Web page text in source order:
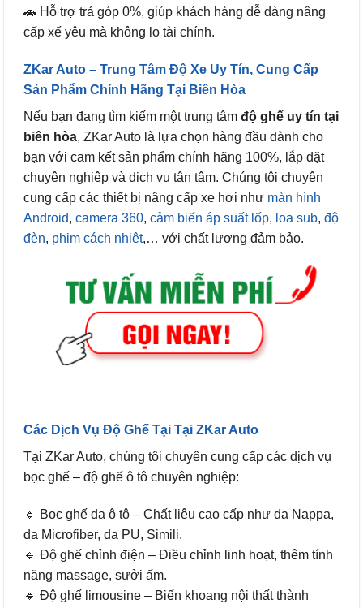
🚗 Hỗ trợ trả góp 0%, giúp khách hàng dễ dàng nâng
cấp xế yêu mà không lo tài chính.
ZKar Auto – Trung Tâm Độ Xe Uy Tín, Cung Cấp
Sản Phẩm Chính Hãng Tại Biên Hòa
Nếu bạn đang tìm kiếm một trung tâm độ ghế uy tín tại
biên hòa, ZKar Auto là lựa chọn hàng đầu dành cho
bạn với cam kết sản phẩm chính hãng 100%, lắp đặt
chuyên nghiệp và dịch vụ tận tâm. Chúng tôi chuyên
cung cấp các thiết bị nâng cấp xe hơi như màn hình
Android, camera 360, cảm biến áp suất lốp, loa sub, độ
đèn, phim cách nhiệt,… với chất lượng đảm bảo.
Các Dịch Vụ Độ Ghế Tại Tại ZKar Auto
Tại ZKar Auto, chúng tôi chuyên cung cấp các dịch vụ
bọc ghế – độ ghế ô tô chuyên nghiệp:
🔹 Bọc ghế da ô tô – Chất liệu cao cấp như da Nappa,
da Microfiber, da PU, Simili.
🔹 Độ ghế chỉnh điện – Điều chỉnh linh hoạt, thêm tính
năng massage, sưởi ấm.
🔹 Độ ghế limousine – Biến khoang nội thất thành